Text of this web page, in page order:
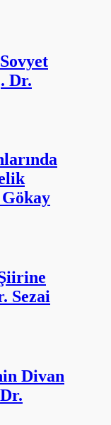
Dr.
Sezai
Divan